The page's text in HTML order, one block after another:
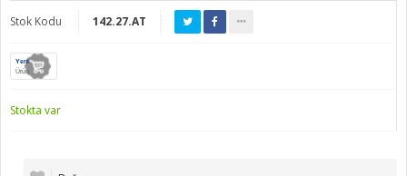
Stok Kodu 142.27.AT
Yeni
Ürün
Stokta var